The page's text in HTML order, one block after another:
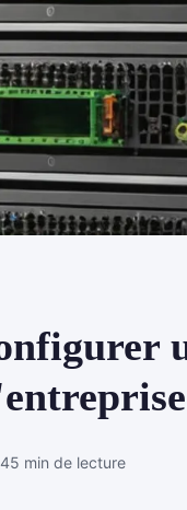
5 min de lecture